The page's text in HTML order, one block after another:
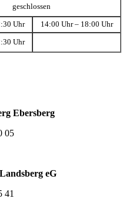
geschlossen
Uhr 14:00 Uhr – 18:00 Uhr
Uhr
Ebersberg
05
eG
41